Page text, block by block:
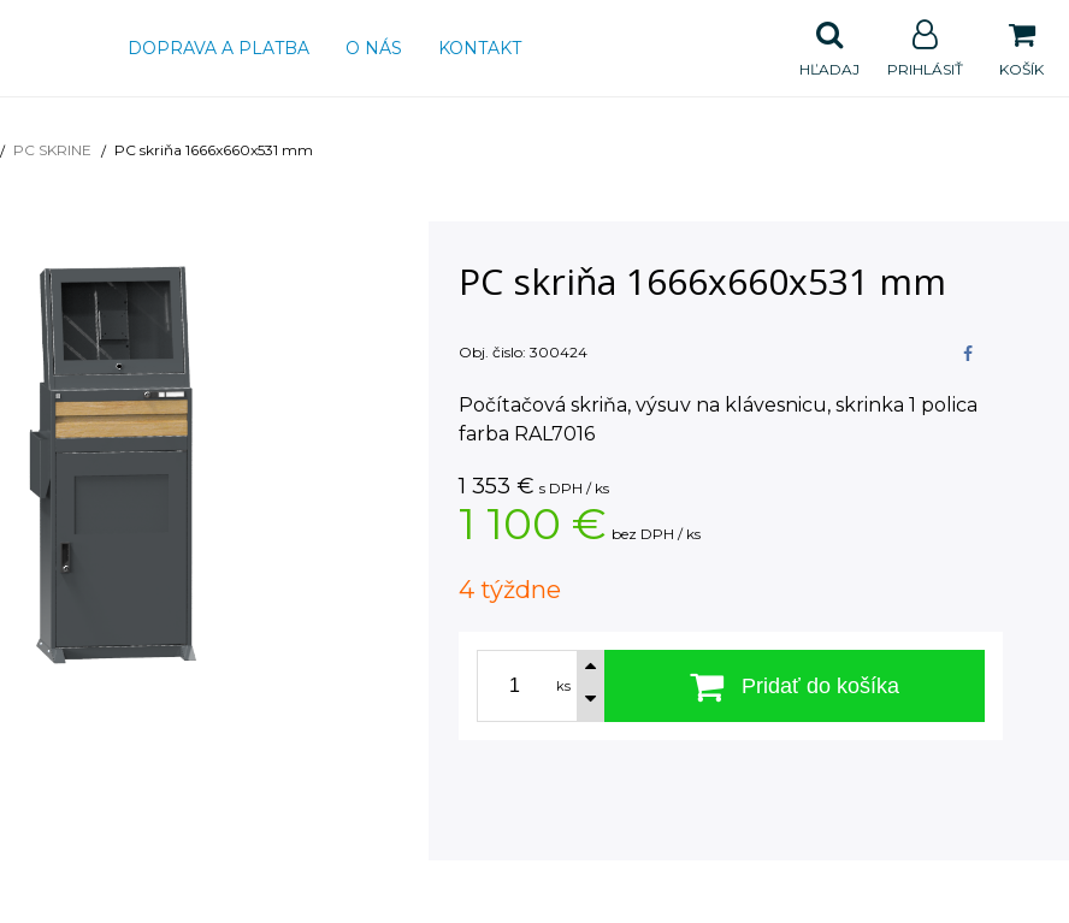
DOPRAVA A PLATBA O NÁS KONTAKT
KOŠÍK
PRIHLÁSIŤ
HĽADAJ
PC SKRINE PC skriňa 1666x660x531 mm
PC skriňa 1666x660x531 mm
Obj. čislo: 300424
Počítačová skriňa, výsuv na klávesnicu, skrinka 1 polica
farba RAL7016
1 353 € s DPH / ks
1 100 € bez DPH / ks
4 týždne
ks Pridať do košíka